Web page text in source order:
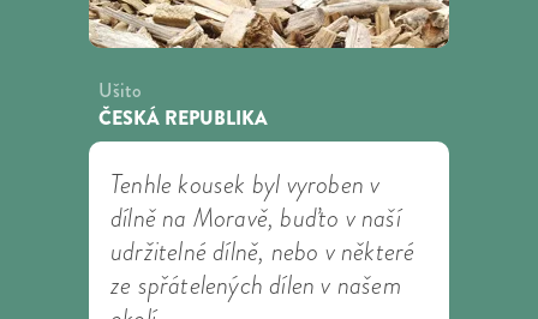
Výrobce:Lenzing
Ušito
ČESKÁ REPUBLIKA
Tenhle kousek byl vyroben v
dílně na Moravě, buďto v naší
udržitelné dílně, nebo v některé
ze spřátelených dílen v našem